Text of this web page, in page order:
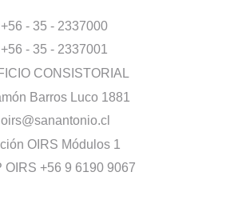
+56 - 35 - 2337000
+56 - 35 - 2337001
CONSISTORIAL
Barros Luco 1881
oirs@sanantonio.cl
OIRS Módulos 1
OIRS +56 9 6190 9067